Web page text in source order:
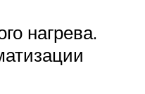
нагрева.